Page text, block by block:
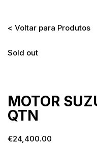
< Voltar para Produtos
Sold out
MOTOR
QTN
€24,400.00